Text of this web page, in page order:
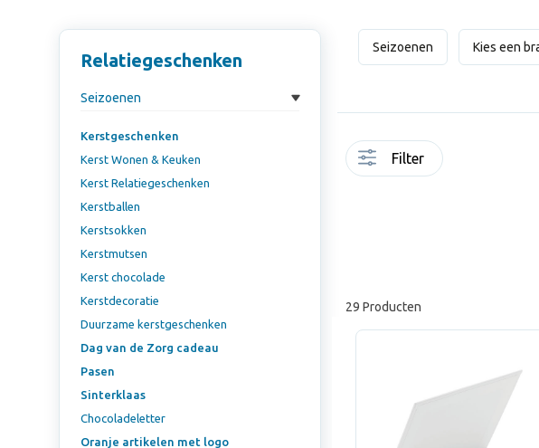
Relatiegeschenken
Seizoenen
Kerstgeschenken
Kerst Wonen & Keuken
Kerst Relatiegeschenken
Kerstballen
Kerstsokken
Kerstmutsen
Kerst chocolade
Kerstdecoratie
Duurzame kerstgeschenken
Dag van de Zorg cadeau
Pasen
Sinterklaas
Chocoladeletter
Oranje artikelen met logo
Seizoenen Kies een
Filter
29 Producten